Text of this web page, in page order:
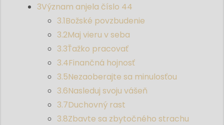
3Význam anjela číslo 44
3.1Božské povzbudenie
3.2Maj vieru v seba
3.3Ťažko pracovať
3.4Finančná hojnosť
3.5Nezaoberajte sa minulosťou
3.6Nasleduj svoju vášeň
3.7Duchovný rast
3.8Zbavte sa zbytočného strachu